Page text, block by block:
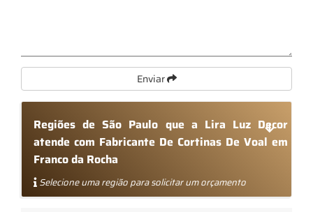
Enviar
Regiões de São Paulo que a Lira Luz Decor
atende com Fabricante De Cortinas De Voal em
Franco da Rocha
Selecione uma região para solicitar um orçamento